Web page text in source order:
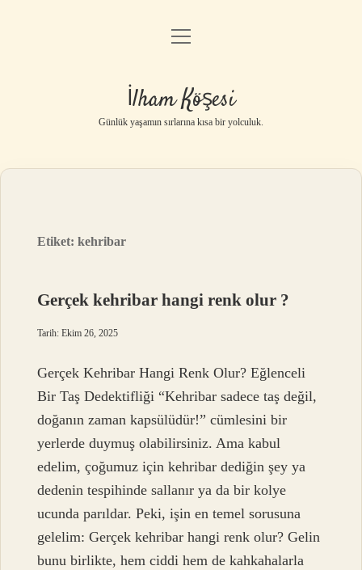
Anasayfa
Yasal Uyarı
menüyü
İlham Köşesi
Günlük yaşamın sırlarına kısa bir yolculuk.
Etiket:kehribar
Gerçek kehribar hangi renk olur ?
Tarih: Ekim 26, 2025
Gerçek Kehribar Hangi Renk Olur? Eğlenceli
Bir Taş Dedektifliği “Kehribar sadece taş değil,
doğanın zaman kapsülüdür!” cümlesini bir
yerlerde duymuş olabilirsiniz. Ama kabul
edelim, çoğumuz için kehribar dediğin şey ya
dedenin tespihinde sallanır ya da bir kolye
ucunda parıldar. Peki, işin en temel sorusuna
gelelim: Gerçek kehribar hangi renk olur? Gelin
bunu birlikte, hem ciddi hem de kahkahalarla